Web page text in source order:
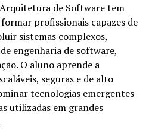
de Software tem
profissionais capazes de
sistemas complexos,
engenharia de software,
O aluno aprende a
seguras e de alto
tecnologias emergentes
utilizadas em grandes